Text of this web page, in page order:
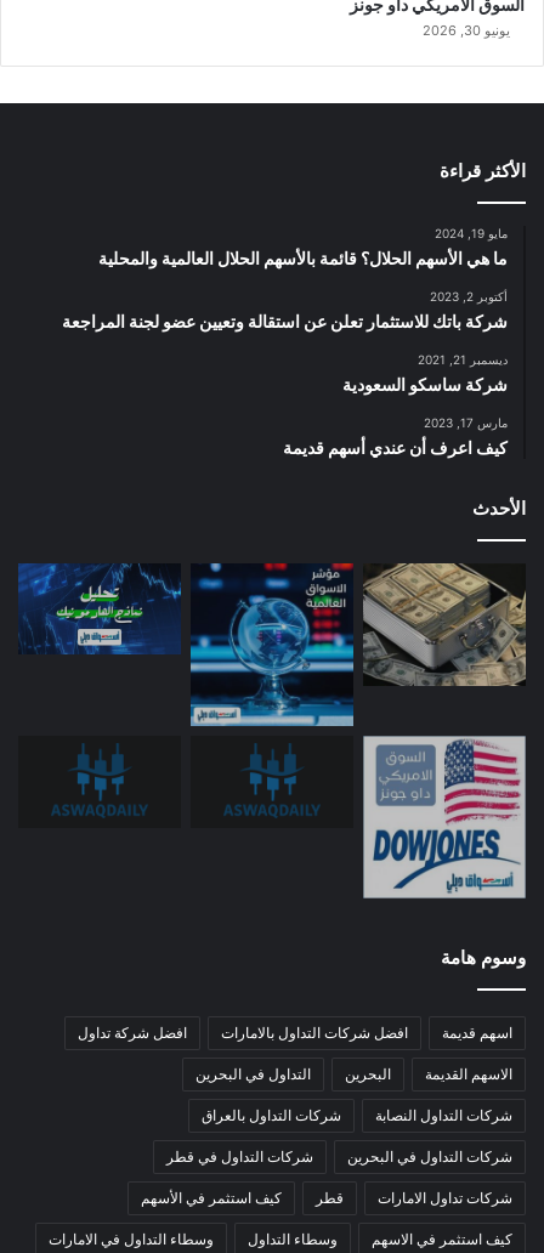
السوق الامريكي داو جونز
يونيو 30, 2026
الأكثر قراءة
مايو 19, 2024
ما هي الأسهم الحلال؟ قائمة بالأسهم الحلال العالمية والمحلية
أكتوبر 2, 2023
شركة باتك للاستثمار تعلن عن استقالة وتعيين عضو لجنة المراجعة
ديسمبر 21, 2021
شركة ساسكو السعودية
مارس 17, 2023
كيف اعرف أن عندي أسهم قديمة
الأحدث
وسوم هامة
اسهم قديمة افضل شركات التداول بالامارات افضل شركة تداول
الاسهم القديمة البحرين التداول في البحرين
شركات التداول النصابة شركات التداول بالعراق
شركات التداول في البحرين شركات التداول في قطر
شركات تداول الامارات قطر كيف استثمر في الأسهم
كيف استثمر في الاسهم وسطاء التداول وسطاء التداول في الامارات